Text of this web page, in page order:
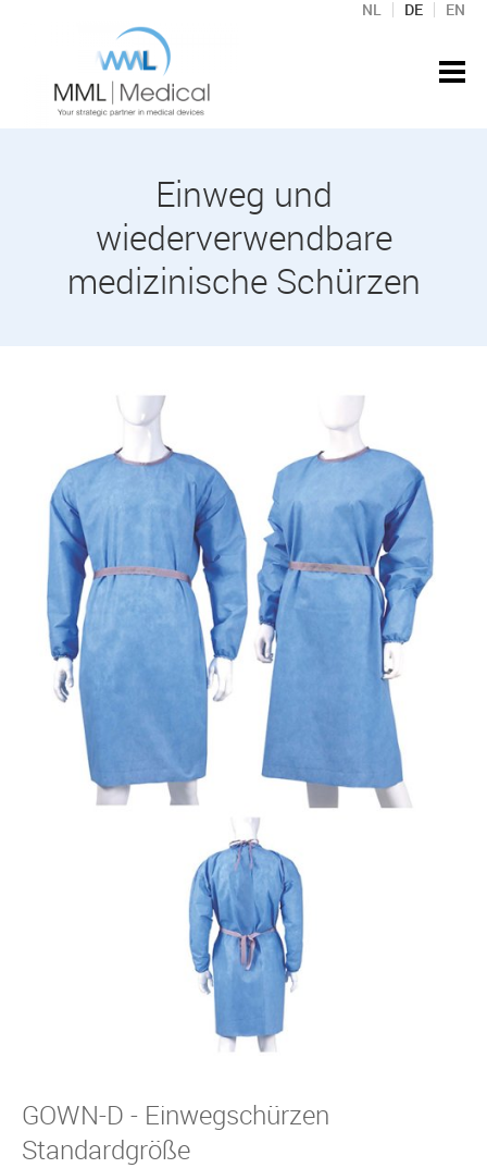
NL DE EN
Einweg und
wiederverwendbare
medizinische Schürzen
GOWN-D - Einwegschürzen
Standardgröße